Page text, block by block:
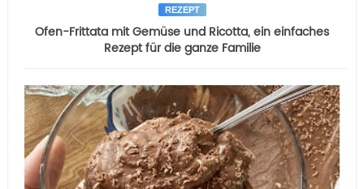
REZEPT
Ofen-Frittata mit Gemüse und Ricotta, ein einfaches
Rezept für die ganze Familie